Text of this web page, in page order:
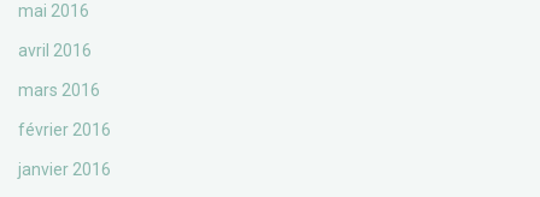
mai 2016
avril 2016
mars 2016
février 2016
janvier 2016